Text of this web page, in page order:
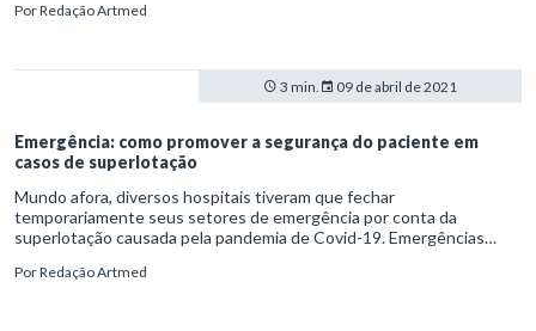
infectados. Problemas assim, vale ressaltar, somam-se às demandas
PorRedação Artmed
3 min. 09 de abril de 2021
Emergência: como promover a segurança do paciente em
casos de superlotação
Mundo afora, diversos hospitais tiveram que fechar
temporariamente seus setores de emergência por conta da
superlotação causada pela pandemia de Covid-19. Emergências
atendimento e impactam negativamente a assistência ao paciente.
PorRedação Artmed